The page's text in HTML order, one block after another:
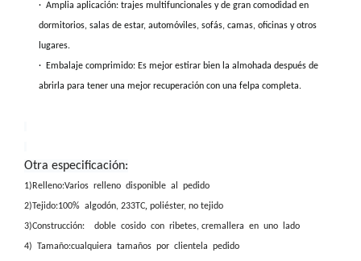
· Amplia aplicación: trajes multifuncionales y de gran comodidad en
dormitorios, salas de estar, automóviles, sofás, camas, oficinas y otros
lugares.
· Embalaje comprimido: Es mejor estirar bien la almohada después de
abrirla para tener una mejor recuperación con una felpa completa.
Otra especificación:
1)Relleno:Varios relleno disponible al pedido
2)Tejido:100% algodón, 233TC, poliéster, no tejido
3)Construcción: doble cosido con ribetes, cremallera en uno lado
4) Tamaño:cualquiera tamaños por clientela pedido